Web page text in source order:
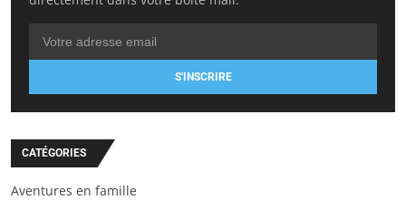
S'INSCRIRE
CATÉGORIES
Aventures en famille